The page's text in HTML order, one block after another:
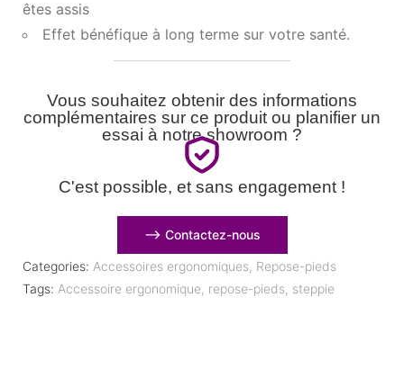
êtes assis
Effet bénéfique à long terme sur votre santé.
Vous souhaitez obtenir des informations
complémentaires sur ce produit ou planifier un
essai à notre showroom ?
C'est possible, et sans engagement !
⟶ Contactez-nous
Categories: Accessoires ergonomiques, Repose-pieds
Tags: Accessoire ergonomique, repose-pieds, steppie